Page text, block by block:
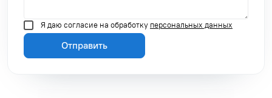
Я даю согласие на обработку персональных данных
Отправить